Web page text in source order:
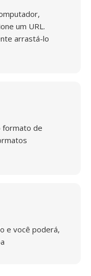
um URL.
arrastá-lo
formato de
e você poderá,